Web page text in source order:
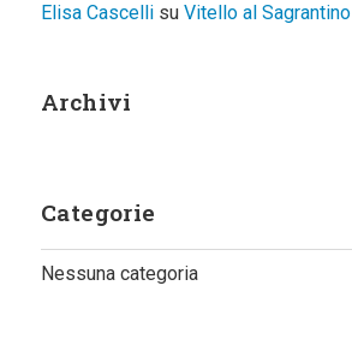
Elisa Cascellisu Vitello al Sagrantino
Archivi
Categorie
Nessuna categoria